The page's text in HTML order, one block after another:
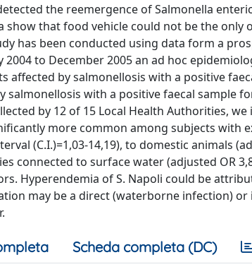
the reemergence of Salmonella
show that food vehicle could not be the
has been conducted using data form a
to December 2005 an ad hoc
affected by salmonellosis with a positive
salmonellosis with a positive faecal sample
by 12 of 15 Local Health Authorities,
more common among subjects with
(C.I.)=1,03-14,19), to domestic animals
connected to surface water (adjusted OR
Hyperendemia of S. Napoli could be
may be a direct (waterborne infection)
Scheda completa (DC)